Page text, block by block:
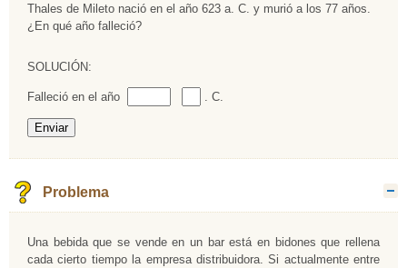
Thales de Mileto nació en el año 623 a. C. y murió a los 77 años.
¿En qué año falleció?
SOLUCIÓN:
Falleció en el año Rellenar huecos (1):Rellenar huecos (2):
. C.
Problema
Una bebida que se vende en un bar está en bidones que rellena
cada cierto tiempo la empresa distribuidora. Si actualmente entre